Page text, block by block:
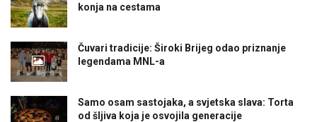
konja na cestama
Čuvari tradicije: Široki Brijeg odao priznanje
legendama MNL-a
Samo osam sastojaka, a svjetska slava: Torta
od šljiva koja je osvojila generacije